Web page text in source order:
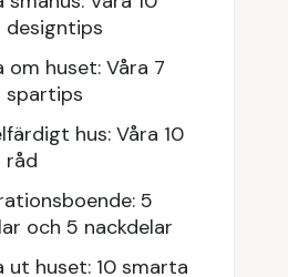
designtips
om huset: Våra 7
spartips
hus: Våra 10
råd
5
och 5 nackdelar
ut huset: 10 smarta